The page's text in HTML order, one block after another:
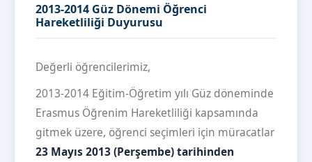
2013-2014 Güz Dönemi Öğrenci
Hareketliliği Duyurusu
Değerli öğrencilerimiz,
2013-2014 Eğitim-Öğretim yılı Güz döneminde
Erasmus Öğrenim Hareketliliği kapsamında
gitmek üzere, öğrenci seçimleri için müracatlar
23 Mayıs 2013 (Perşembe) tarihinden